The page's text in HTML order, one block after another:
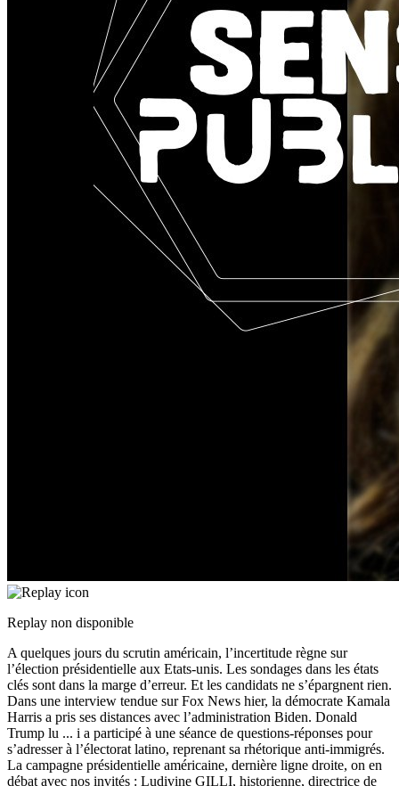
Replay non disponible
A quelques jours du scrutin américain, l’incertitude règne sur
l’élection présidentielle aux Etats-unis. Les sondages dans les états
clés sont dans la marge d’erreur. Et les candidats ne s’épargnent rien.
Dans une interview tendue sur Fox News hier, la démocrate Kamala
Harris a pris ses distances avec l’administration Biden. Donald
Trump lu ... i a participé à une séance de questions-réponses pour
s’adresser à l’électorat latino, reprenant sa rhétorique anti-immigrés.
La campagne présidentielle américaine, dernière ligne droite, on en
débat avec nos invités : Ludivine GILLI, historienne, directrice de